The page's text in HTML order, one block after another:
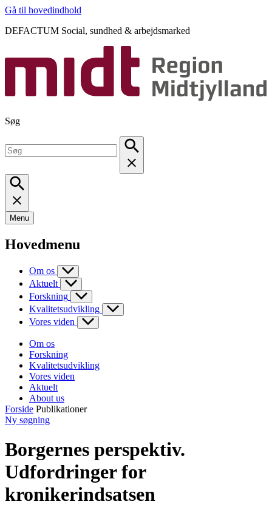
Gå til hovedindhold
DEFACTUM Social, sundhed & arbejdsmarked
Søg
Menu
Hovedmenu
Om os
Aktuelt
Forskning
Kvalitetsudvikling
Vores viden
Om os
Forskning
Kvalitetsudvikling
Vores viden
Aktuelt
About us
Forside Publikationer
Ny søgning
Borgernes perspektiv.
Udfordringer for
kronikerindsatsen